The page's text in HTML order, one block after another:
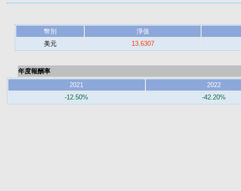
幣別 淨值
美元
13.6307
年度報酬率
2021
2022
-12.50%
-42.20%